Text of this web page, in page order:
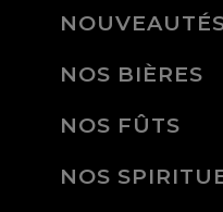
NOS BIÈRES
NOS FÛTS
NOS